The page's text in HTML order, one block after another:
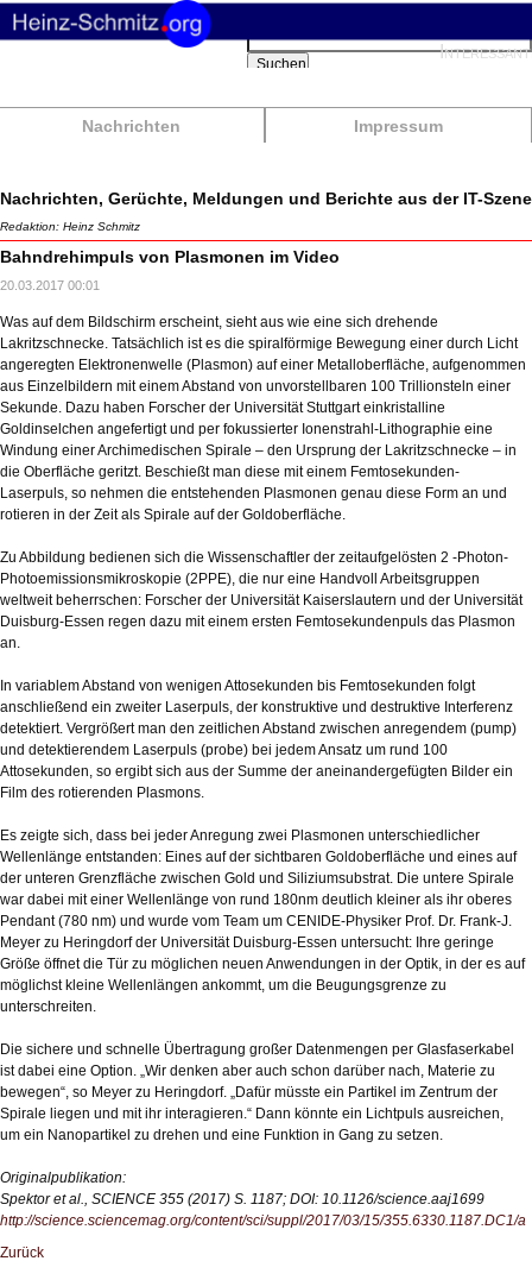
Nachrichten Impressum
Suchbegriffe
Suchen
Nachrichten, Gerüchte, Meldungen und Berichte aus der IT-Szene
Redaktion: Heinz Schmitz
Bahndrehimpuls von Plasmonen im Video
20.03.2017 00:01
Was auf dem Bildschirm erscheint, sieht aus wie eine sich drehende
Lakritzschnecke. Tatsächlich ist es die spiralförmige Bewegung einer durch Licht
angeregten Elektronenwelle (Plasmon) auf einer Metalloberfläche, aufgenommen
aus Einzelbildern mit einem Abstand von unvorstellbaren 100 Trillionsteln einer
Sekunde. Dazu haben Forscher der Universität Stuttgart einkristalline
Goldinselchen angefertigt und per fokussierter Ionenstrahl-Lithographie eine
Windung einer Archimedischen Spirale – den Ursprung der Lakritzschnecke – in
die Oberfläche geritzt. Beschießt man diese mit einem Femtosekunden-
Laserpuls, so nehmen die entstehenden Plasmonen genau diese Form an und
rotieren in der Zeit als Spirale auf der Goldoberfläche.
Zu Abbildung bedienen sich die Wissenschaftler der zeitaufgelösten 2 -Photon-
Photoemissionsmikroskopie (2PPE), die nur eine Handvoll Arbeitsgruppen
weltweit beherrschen: Forscher der Universität Kaiserslautern und der Universität
Duisburg-Essen regen dazu mit einem ersten Femtosekundenpuls das Plasmon
an.
In variablem Abstand von wenigen Attosekunden bis Femtosekunden folgt
anschließend ein zweiter Laserpuls, der konstruktive und destruktive Interferenz
detektiert. Vergrößert man den zeitlichen Abstand zwischen anregendem (pump)
und detektierendem Laserpuls (probe) bei jedem Ansatz um rund 100
Attosekunden, so ergibt sich aus der Summe der aneinandergefügten Bilder ein
Film des rotierenden Plasmons.
Es zeigte sich, dass bei jeder Anregung zwei Plasmonen unterschiedlicher
Wellenlänge entstanden: Eines auf der sichtbaren Goldoberfläche und eines auf
der unteren Grenzfläche zwischen Gold und Siliziumsubstrat. Die untere Spirale
war dabei mit einer Wellenlänge von rund 180nm deutlich kleiner als ihr oberes
Pendant (780 nm) und wurde vom Team um CENIDE-Physiker Prof. Dr. Frank-J.
Meyer zu Heringdorf der Universität Duisburg-Essen untersucht: Ihre geringe
Größe öffnet die Tür zu möglichen neuen Anwendungen in der Optik, in der es auf
möglichst kleine Wellenlängen ankommt, um die Beugungsgrenze zu
unterschreiten.
Die sichere und schnelle Übertragung großer Datenmengen per Glasfaserkabel
ist dabei eine Option. „Wir denken aber auch schon darüber nach, Materie zu
bewegen“, so Meyer zu Heringdorf. „Dafür müsste ein Partikel im Zentrum der
Spirale liegen und mit ihr interagieren.“ Dann könnte ein Lichtpuls ausreichen,
um ein Nanopartikel zu drehen und eine Funktion in Gang zu setzen.
Originalpublikation:
Spektor et al., SCIENCE 355 (2017) S. 1187; DOI: 10.1126/science.aaj1699
http://science.sciencemag.org/content/sci/suppl/2017/03/15/355.6330.1187.DC1/
Zurück